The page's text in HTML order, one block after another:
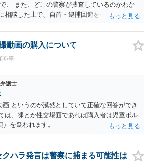
、 また、どこの警察が捜査しているのかわか
相談した上で、自首・逮捕回避を検討して下さ
等若しくはその周辺部、臀でん部又は胸部をい
強調されているものであり、かつ、性欲を興奮
動画の購入について
布等
護士
というのが漠然としていて正確な回答ができ
は、裸とか性交場面であれば購入者は児童ポル
）を疑われます。
クハラ発言は警察に捕まる可能性は